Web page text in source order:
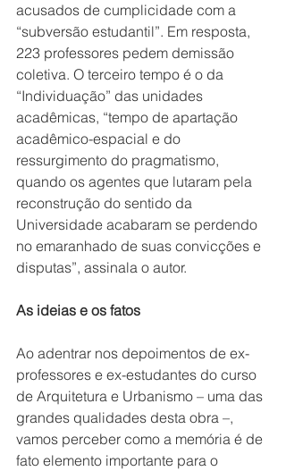
acusados de cumplicidade com a
“subversão estudantil”. Em resposta,
223 professores pedem demissão
coletiva. O terceiro tempo é o da
“Individuação” das unidades
acadêmicas, “tempo de apartação
acadêmico-espacial e do
ressurgimento do pragmatismo,
quando os agentes que lutaram pela
reconstrução do sentido da
Universidade acabaram se perdendo
no emaranhado de suas convicções e
disputas”, assinala o autor.
As ideias e os fatos
Ao adentrar nos depoimentos de ex-
professores e ex-estudantes do curso
de Arquitetura e Urbanismo – uma das
grandes qualidades desta obra –,
vamos perceber como a memória é de
fato elemento importante para o